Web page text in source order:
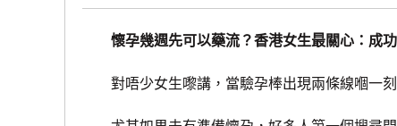
懷孕幾週先可以藥流？香港女生最關心：成
對唔少女生嚟講，當驗孕棒出現兩條線嗰一刻